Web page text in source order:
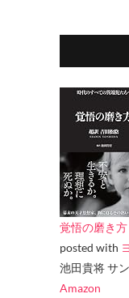
覚悟の磨き
posted with
池田貴将 サ
Amazon